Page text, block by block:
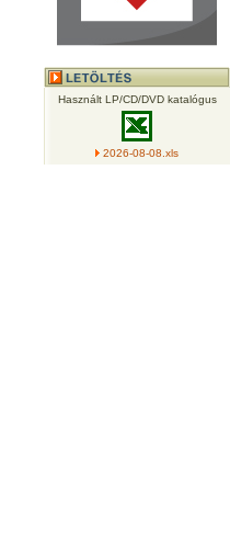
Használt LP/CD/DVD katalógus
2026-08-08.xls